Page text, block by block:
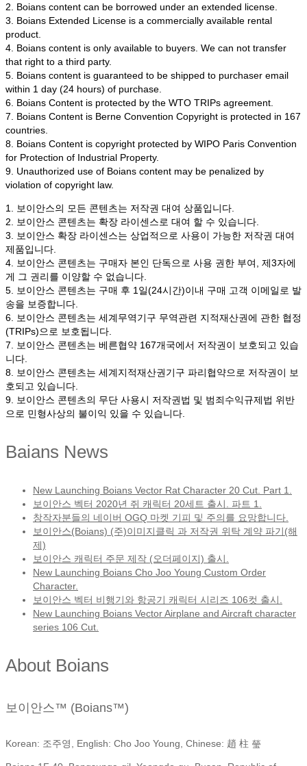
2. Boians content can be borrowed under an extended license.
3. Boians Extended License is a commercially available rental
product.
4. Boians content is only available to buyers. We can not transfer
that right to a third party.
5. Boians content is guaranteed to be shipped to purchaser email
within 1 day (24 hours) of purchase.
6. Boians Content is protected by the WTO TRIPs agreement.
7. Boians Content is Berne Convention Copyright is protected in 167
countries.
8. Boians Content is copyright protected by WIPO Paris Convention
for Protection of Industrial Property.
9. Unauthorized use of Boians content may be penalized by
violation of copyright law.
1. 보이안스의 모든 콘텐츠는 저작권 대여 상품입니다.
2. 보이안스 콘텐츠는 확장 라이센스로 대여 할 수 있습니다.
3. 보이안스 확장 라이센스는 상업적으로 사용이 가능한 저작권 대여
제품입니다.
4. 보이안스 콘텐츠는 구매자 본인 단독으로 사용 권한 부여, 제3자에
게 그 권리를 이양할 수 없습니다.
5. 보이안스 콘텐츠는 구매 후 1일(24시간)이내 구매 고객 이메일로 발
송을 보증합니다.
6. 보이안스 콘텐츠는 세계무역기구 무역관련 지적재산권에 관한 협정
(TRIPs)으로 보호됩니다.
7. 보이안스 콘텐츠는 베른협약 167개국에서 저작권이 보호되고 있습
니다.
8. 보이안스 콘텐츠는 세계지적재산권기구 파리협약으로 저작권이 보
호되고 있습니다.
9. 보이안스 콘텐츠의 무단 사용시 저작권법 및 범죄수익규제법 위반
으로 민형사상의 불이익 있을 수 있습니다.
Baians News
New Launching Boians Vector Rat Character 20 Cut. Part 1.
보이안스 벡터 2020년 쥐 캐릭터 20세트 출시. 파트 1.
창작자분들의 네이버 OGQ 마켓 기피 및 주의를 요망합니다.
보이안스(Boians) (주)이미지클릭 과 저작권 위탁 계약 파기(해
제)
보이안스 캐릭터 주문 제작 (오더페이지) 출시.
New Launching Boians Cho Joo Young Custom Order
Character.
보이안스 벡터 비행기와 항공기 캐릭터 시리즈 106컷 출시.
New Launching Boians Vector Airplane and Aircraft character
series 106 Cut.
About Boians
보이안스™ (Boians™)
Korean: 조주영, English: Cho Joo Young, Chinese: 趙 柱 瑩